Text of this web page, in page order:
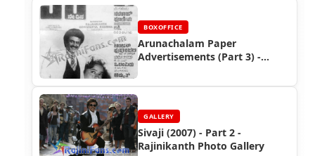
BOXOFFICE
Arunachalam Paper
Advertisements (Part 3) -
GALLERY
Sivaji (2007) - Part 2 -
Rajinikanth Photo Gallery